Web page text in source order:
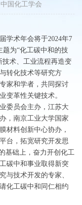
国化工学会
学术年会将于2024年7
题为“化工碳中和的技
技术、工业流程再造变
转化技术等研究方
家和学者，共同探讨
变革性关键技术。
委员会主办，江苏大
，南京工业大学国家
材料创新中心协办，
台，拓宽研究开发思
基础上，奋力开创化工
碳中和事业取得新突
与技术开发的专家、
化工碳中和同仁相约